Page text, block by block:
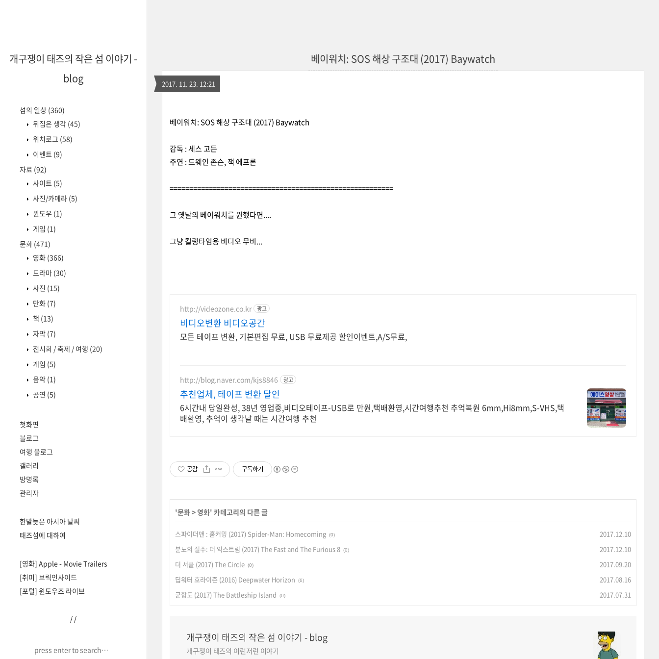
개구쟁이 태즈의 작은 섬 이야기 -
blog
섬의 일상 (360)
뒤집은 생각 (45)
위치로그 (58)
이벤트 (9)
자료 (92)
사이트 (5)
사진/카메라 (5)
윈도우 (1)
게임 (1)
문화 (471)
영화 (366)
드라마 (30)
사진 (15)
만화 (7)
책 (13)
자막 (7)
전시회 / 축제 / 여행 (20)
게임 (5)
음악 (1)
공연 (5)
첫화면
블로그
여행 블로그
갤러리
방명록
관리자
한발늦은 아시아 날씨
태즈섬에 대하여
[영화] Apple - Movie Trailers
[취미] 브릭인사이드
[포털] 윈도우즈 라이브
/ /
베이워치: SOS 해상 구조대 (2017) Baywatch
2017. 11. 23. 12:21
베이워치: SOS 해상 구조대 (2017) Baywatch
감독 : 세스 고든
주연 : 드웨인 존슨, 잭 에프론
=========================================================
그 옛날의 베이워치를 원했다면....
그냥 킬링타임용 비디오 무비...
http://videozone.co.kr 광고
비디오변환 비디오공간
모든 테이프 변환, 기본편집 무료, USB 무료제공 할인이벤트,A/S무료,
http://blog.naver.com/kjs8846 광고
추천업체, 테이프 변환 달인
6시간내 당일완성, 38년 영업중,비디오테이프-USB로 만원,택배환영,시간여행추천 추억복원 6mm,Hi8mm,S-VHS,택
배환영, 추억이 생각날 때는 시간여행 추천
공감 구독하기
'문화>영화' 카테고리의 다른 글
스파이더맨 : 홈커밍 (2017) Spider-Man: Homecoming (0)
2017.12.10
분노의 질주: 더 익스트림 (2017) The Fast and The Furious 8 (0)
2017.12.10
더 서클 (2017) The Circle (0)
2017.09.20
딥워터 호라이즌 (2016) Deepwater Horizon
(6)
2017.08.16
군함도 (2017) The Battleship Island
(0) 2017.07.31
개구쟁이 태즈의 작은 섬 이야기 - blog
개구쟁이 태즈의 이런저런 이야기